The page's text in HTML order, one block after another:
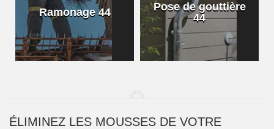
Ramonage 44
Pose de gouttière
44
ÉLIMINEZ LES MOUSSES DE VOTRE